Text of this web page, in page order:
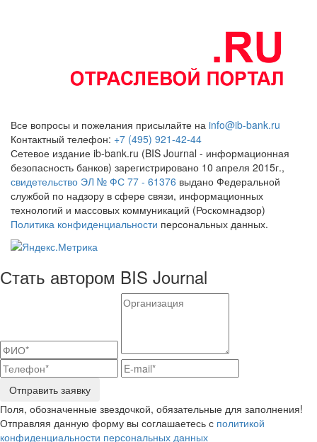
Все вопросы и пожелания присылайте на info@ib-bank.ru
Контактный телефон: +7 (495) 921-42-44
Сетевое издание ib-bank.ru (BIS Journal - информационная
безопасность банков) зарегистрировано 10 апреля 2015г.,
свидетельство ЭЛ № ФС 77 - 61376 выдано Федеральной
службой по надзору в сфере связи, информационных
технологий и массовых коммуникаций (Роскомнадзор)
Политика конфиденциальности персональных данных.
Стать автором BIS Journal
Отправить заявку
Поля, обозначенные звездочкой, обязательные для заполнения!
Отправляя данную форму вы соглашаетесь с политикой
конфиденциальности персональных данных